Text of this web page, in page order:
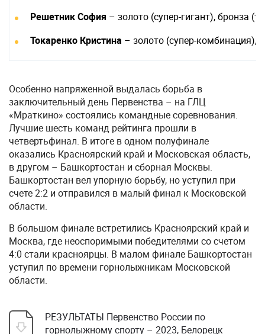
Решетник София – золото (супер-гигант), бронза
Токаренко Кристина – золото (супер-комбинация),
Особенно напряженной выдалась борьба в
заключительный день Первенства – на ГЛЦ
«Мраткино» состоялись командные соревнования.
Лучшие шесть команд рейтинга прошли в
четвертьфинал. В итоге в одном полуфинале
оказались Красноярский край и Московская область,
в другом – Башкортостан и сборная Москвы.
Башкортостан вел упорную борьбу, но уступил при
счете 2:2 и отправился в малый финал к Московской
области.
В большом финале встретились Красноярский край и
Москва, где неоспоримыми победителями со счетом
4:0 стали красноярцы. В малом финале Башкортостан
уступил по времени горнолыжникам Московской
области.
РЕЗУЛЬТАТЫ Первенство России по
горнолыжному спорту – 2023, Белорецк